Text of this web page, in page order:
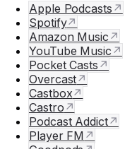
Apple Podcasts ↗
Spotify↗
Amazon Music ↗
YouTube Music ↗
Pocket Casts ↗
Overcast↗
Castbox↗
Castro ↗
Podcast Addict↗
Player FM ↗